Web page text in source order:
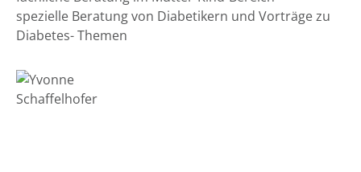
spezielle Beratung von Diabetikern und Vorträge zu
Diabetes- Themen